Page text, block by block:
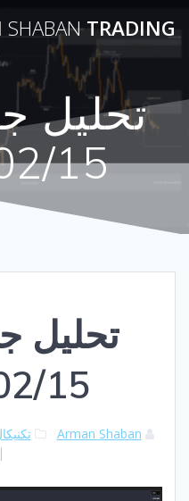
SHABANTRADING
تحلیل
15
تحلیل
15
Arman Shaban
|